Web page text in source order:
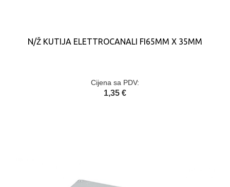
N/Ž KUTIJA ELETTROCANALI FI65MM X 35MM
Cijena sa PDV:
1,35 €